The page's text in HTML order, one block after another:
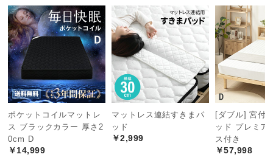
つ
い
て
中
型
商
の
配
送
ポケットコイルマットレ
ス ブラックカラー 厚さ2
0cm D
￥14,999
マットレス連結すきまパ
ッド
￥2,999
[ダブル] 宮付
ッド プレミア
ス付き
￥57,998